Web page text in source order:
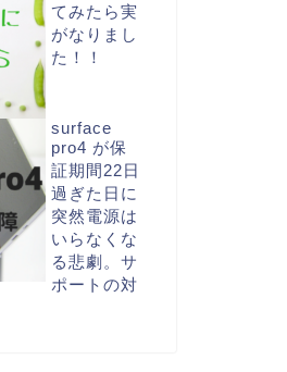
てみたら実
がなりまし
た！！
surface
pro4 が保
証期間22日
過ぎた日に
突然電源は
いらなくな
る悲劇。サ
ポートの対